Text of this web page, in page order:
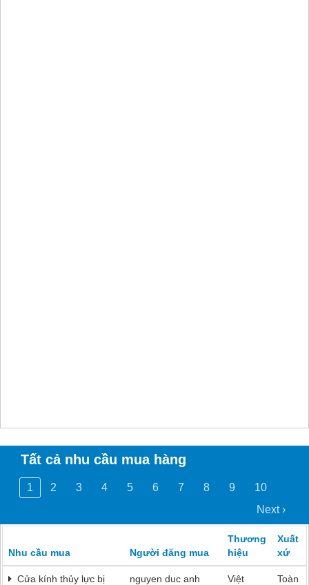
Tất cả nhu cầu mua hàng
1 2 3 4 5 6 7 8 9
10
Next ›
Nhu cầu mua Người đăng mua
Thương
hiệu
Xuất
xứ
Cửa kính thủy lực bị
nguyen duc anh
Việt
Toàn